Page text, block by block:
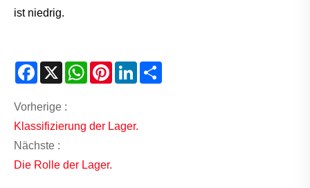
ist niedrig.
Facebook
X WhatsAppPinterestLinkedIn
Vorherige :
Klassifizierung der Lager.
Nächste :
Die Rolle der Lager.